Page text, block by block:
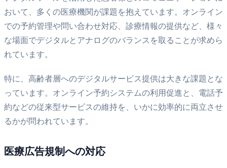
おいて、多くの医療機関が課題を抱えています。オンライン
での予約管理や問い合わせ対応、診療情報の提供など、様々
な場面でデジタルとアナログのバランスを取ることが求めら
れています。
特に、高齢者層へのデジタルサービス提供は大きな課題とな
っています。オンライン予約システムの利用促進と、電話予
約などの従来型サービスの維持を、いかに効率的に両立させ
るかが問われています。
医療広告規制への対応